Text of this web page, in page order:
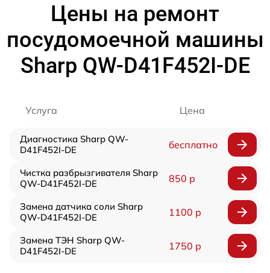
Цены на ремонт
посудомоечной машины
Sharp QW-D41F452I-DE
Услуга Цена
Диагностика Sharp QW-
D41F452I-DE
бесплатно
Чистка разбрызгивателя Sharp
QW-D41F452I-DE
850 р
Замена датчика соли Sharp
QW-D41F452I-DE
1100 р
Замена ТЭН Sharp QW-
D41F452I-DE
1750 р